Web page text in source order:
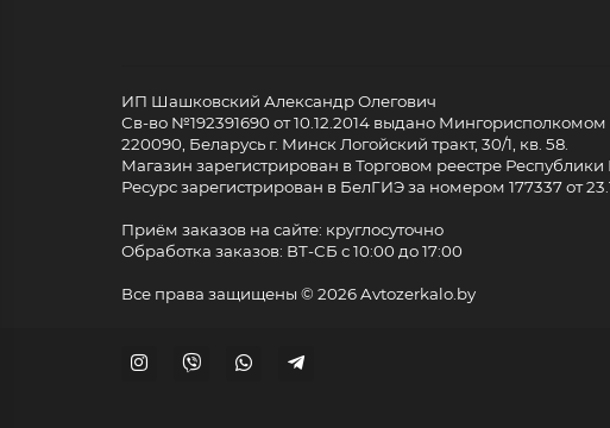
ИП Шашковский Александр Олегович
Св-во №192391690 от 10.12.2014 выдано Мингорисполкомом
220090, Беларусь г. Минск Логойский тракт, 30/1, кв. 58.
Магазин зарегистрирован в Торговом реестре Республики
Ресурс зарегистрирован в БелГИЭ за номером 177337 от
Приём заказов на сайте: круглосуточно
Обработка заказов: ВТ-СБ с 10:00 до 17:00
Все права защищены © 2026 Avtozerkalo.by